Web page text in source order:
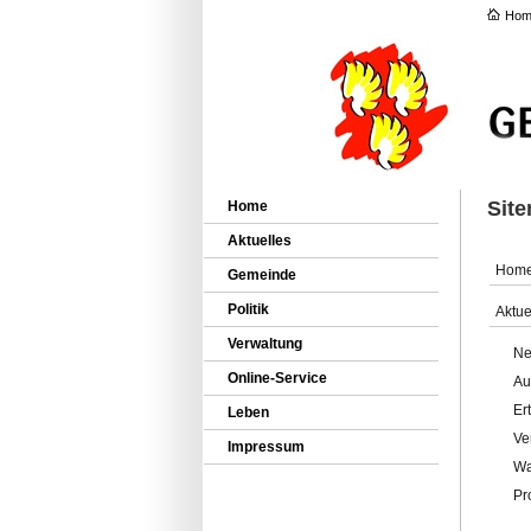
Home
Aktuelles
Gemeinde
Politik
Verwaltung
Online-Service
Leben
Impressum